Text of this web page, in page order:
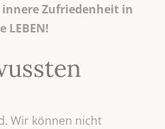
Zufriedenheit in
Wir können nicht